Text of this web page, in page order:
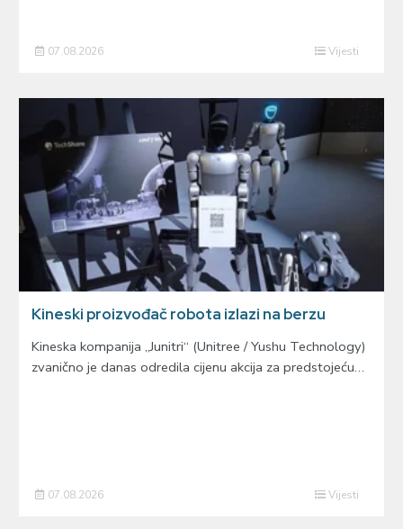
07.08.2026 Vijesti
Kineski proizvođač robota izlazi na berzu
Kineska kompanija „Junitri“ (Unitree / Yushu Technology)
zvanično je danas odredila cijenu akcija za predstojeću…
07.08.2026 Vijesti